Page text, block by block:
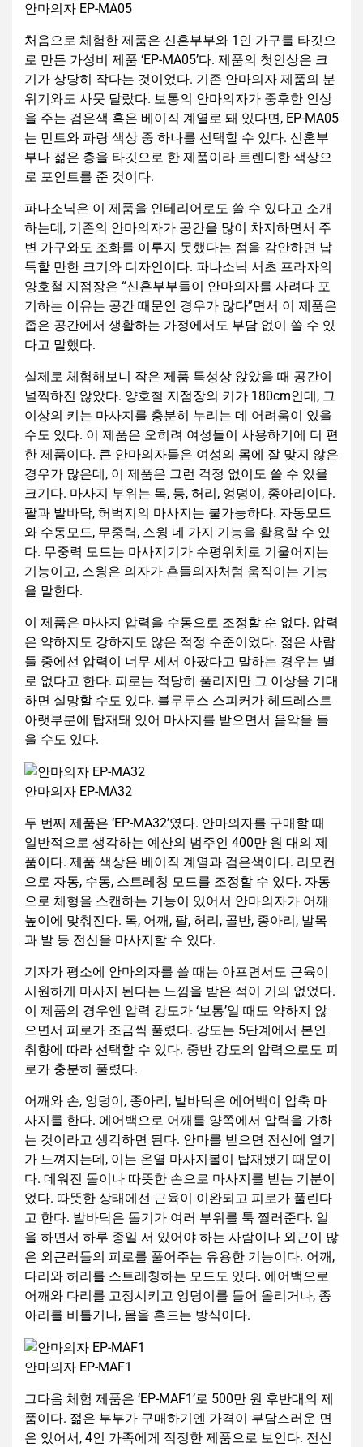
안마의자 EP-MA05
처음으로 체험한 제품은 신혼부부와 1인 가구를 타깃으
로 만든 가성비 제품 ‘EP-MA05’다. 제품의 첫인상은 크
기가 상당히 작다는 것이었다. 기존 안마의자 제품의 분
위기와도 사뭇 달랐다. 보통의 안마의자가 중후한 인상
을 주는 검은색 혹은 베이직 계열로 돼 있다면, EP-MA05
는 민트와 파랑 색상 중 하나를 선택할 수 있다. 신혼부
부나 젊은 층을 타깃으로 한 제품이라 트렌디한 색상으
로 포인트를 준 것이다.
파나소닉은 이 제품을 인테리어로도 쓸 수 있다고 소개
하는데, 기존의 안마의자가 공간을 많이 차지하면서 주
변 가구와도 조화를 이루지 못했다는 점을 감안하면 납
득할 만한 크기와 디자인이다. 파나소닉 서초 프라자의
양호철 지점장은 “신혼부부들이 안마의자를 사려다 포
기하는 이유는 공간 때문인 경우가 많다”면서 이 제품은
좁은 공간에서 생활하는 가정에서도 부담 없이 쓸 수 있
다고 말했다.
실제로 체험해보니 작은 제품 특성상 앉았을 때 공간이
널찍하진 않았다. 양호철 지점장의 키가 180cm인데, 그
이상의 키는 마사지를 충분히 누리는 데 어려움이 있을
수도 있다. 이 제품은 오히려 여성들이 사용하기에 더 편
한 제품이다. 큰 안마의자들은 여성의 몸에 잘 맞지 않은
경우가 많은데, 이 제품은 그런 걱정 없이도 쓸 수 있을
크기다. 마사지 부위는 목, 등, 허리, 엉덩이, 종아리이다.
팔과 발바닥, 허벅지의 마사지는 불가능하다. 자동모드
와 수동모드, 무중력, 스윙 네 가지 기능을 활용할 수 있
다. 무중력 모드는 마사지기가 수평위치로 기울어지는
기능이고, 스윙은 의자가 흔들의자처럼 움직이는 기능
을 말한다.
이 제품은 마사지 압력을 수동으로 조정할 순 없다. 압력
은 약하지도 강하지도 않은 적정 수준이었다. 젊은 사람
들 중에선 압력이 너무 세서 아팠다고 말하는 경우는 별
로 없다고 한다. 피로는 적당히 풀리지만 그 이상을 기대
하면 실망할 수도 있다. 블루투스 스피커가 헤드레스트
아랫부분에 탑재돼 있어 마사지를 받으면서 음악을 들
을 수도 있다.
안마의자 EP-MA32
두 번째 제품은 ‘EP-MA32’였다. 안마의자를 구매할 때
일반적으로 생각하는 예산의 범주인 400만 원 대의 제
품이다. 제품 색상은 베이직 계열과 검은색이다. 리모컨
으로 자동, 수동, 스트레칭 모드를 조정할 수 있다. 자동
으로 체형을 스캔하는 기능이 있어서 안마의자가 어깨
높이에 맞춰진다. 목, 어깨, 팔, 허리, 골반, 종아리, 발목
과 발 등 전신을 마사지할 수 있다.
기자가 평소에 안마의자를 쓸 때는 아프면서도 근육이
시원하게 마사지 된다는 느낌을 받은 적이 거의 없었다.
이 제품의 경우엔 압력 강도가 ‘보통’일 때도 약하지 않
으면서 피로가 조금씩 풀렸다. 강도는 5단계에서 본인
취향에 따라 선택할 수 있다. 중반 강도의 압력으로도 피
로가 충분히 풀렸다.
어깨와 손, 엉덩이, 종아리, 발바닥은 에어백이 압축 마
사지를 한다. 에어백으로 어깨를 양쪽에서 압력을 가하
는 것이라고 생각하면 된다. 안마를 받으면 전신에 열기
가 느껴지는데, 이는 온열 마사지볼이 탑재됐기 때문이
다. 데워진 돌이나 따뜻한 손으로 마사지를 받는 기분이
었다. 따뜻한 상태에선 근육이 이완되고 피로가 풀린다
고 한다. 발바닥은 돌기가 여러 부위를 툭 찔러준다. 일
을 하면서 하루 종일 서 있어야 하는 사람이나 외근이 많
은 외근러들의 피로를 풀어주는 유용한 기능이다. 어깨,
다리와 허리를 스트레칭하는 모드도 있다. 에어백으로
어깨와 다리를 고정시키고 엉덩이를 들어 올리거나, 종
아리를 비틀거나, 몸을 흔드는 방식이다.
안마의자 EP-MAF1
그다음 체험 제품은 ‘EP-MAF1’로 500만 원 후반대의 제
품이다. 젊은 부부가 구매하기엔 가격이 부담스러운 면
은 있어서, 4인 가족에게 적정한 제품으로 보인다. 전신